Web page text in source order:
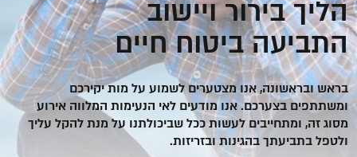
הליך בירור ויישוב
התביעה ביטוח חיים
בראש ובראשונה, אנו מצטערים לשמוע על מות יקירכם
ומשתתפים בצערכם. אנו מודעים לאי הנעימות המלווה אירוע
מסוג זה, ומתחייבים לעשות ככל שביכולתנו על מנת להקל עליך
ולטפל בתביעתך בהגינות ובזריזות.